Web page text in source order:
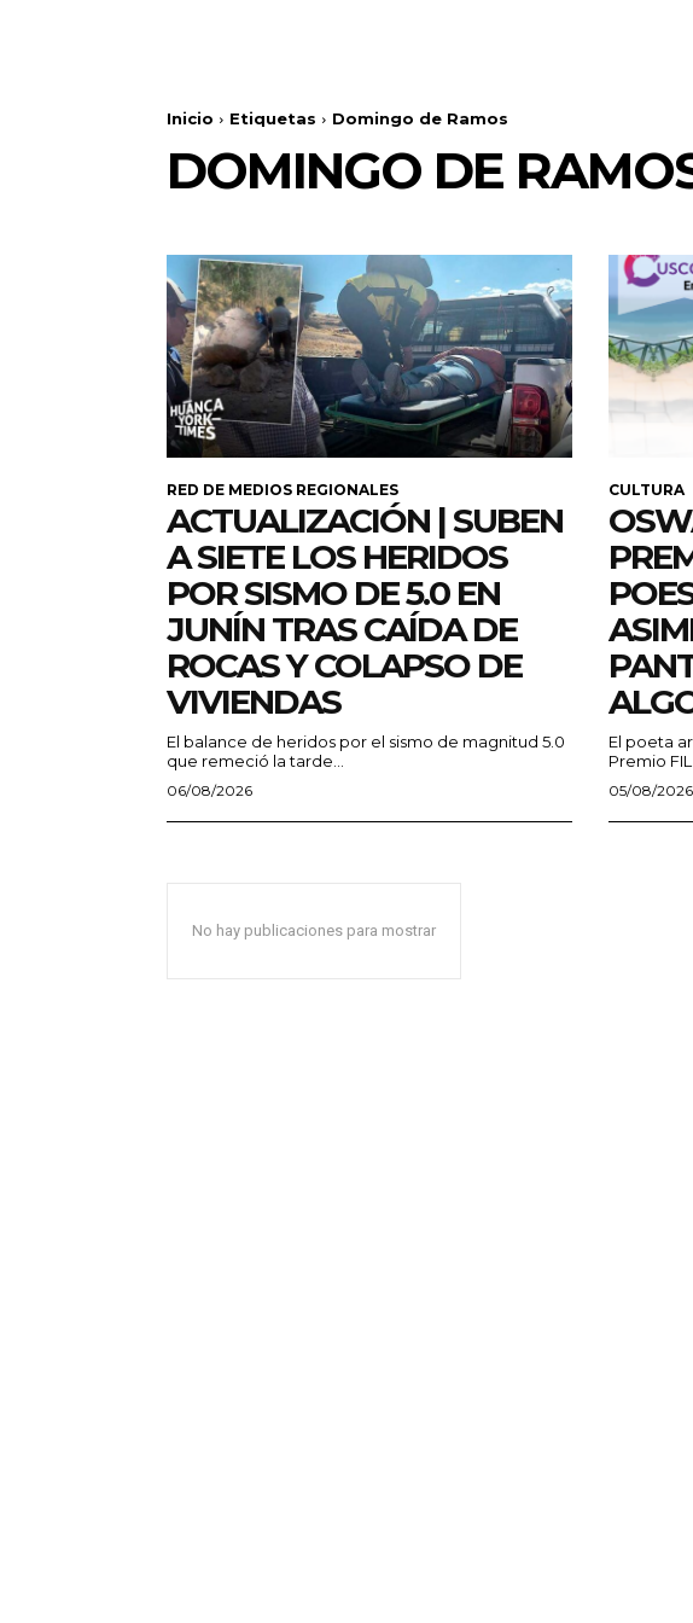
Inicio Etiquetas Domingo de Ramos
DOMINGO DE
RED DE MEDIOS REGIONALES
ACTUALIZACIÓN | SUBEN
A SIETE LOS HERIDOS
POR SISMO DE 5.0 EN
JUNÍN TRAS CAÍDA DE
ROCAS Y COLAPSO DE
VIVIENDAS
El balance de heridos por el sismo de magnitud 5.0
que remeció la tarde...
06/08/2026
CULTURA
El poeta
Premio
05/08/2026
No hay publicaciones para mostrar